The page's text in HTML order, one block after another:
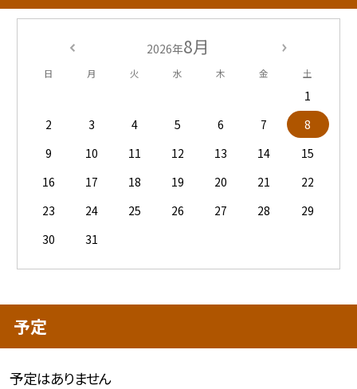
2026年8月
日 月 火 水 木 金 土
1
2
3 4 5 6 7
8
9
10 11 12 13 14
15
16
17 18 19 20 21
22
23
24 25 26 27 28
29
30
31
予定
予定はありません